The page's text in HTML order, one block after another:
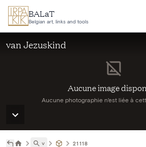
Aller au contenu principal
BALaT
Belgian art, links and tools
Aucune image
Aucune photographie n'est liée à
van Jezuskind
˅ 21118